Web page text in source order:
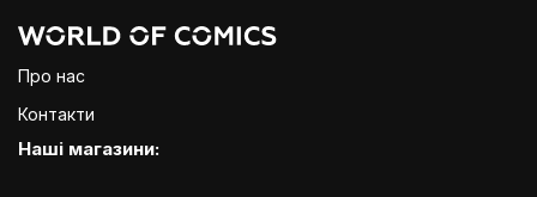
Про нас
Контакти
Наші магазини: